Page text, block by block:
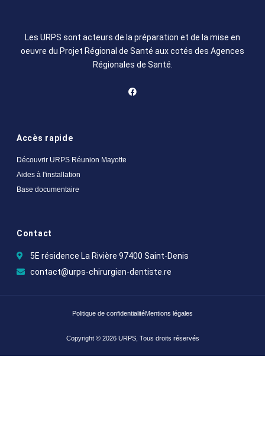
Les URPS sont acteurs de la préparation et de la mise en
oeuvre du Projet Régional de Santé aux cotés des Agences
Régionales de Santé.
Accès rapide
Découvrir URPS Réunion Mayotte
Aides à l'installation
Base documentaire
Contact
5E résidence La Rivière 97400 Saint-Denis
contact@urps-chirurgien-dentiste.re
Politique de confidentialitéMentions légales
Copyright © 2026 URPS, Tous droits réservés